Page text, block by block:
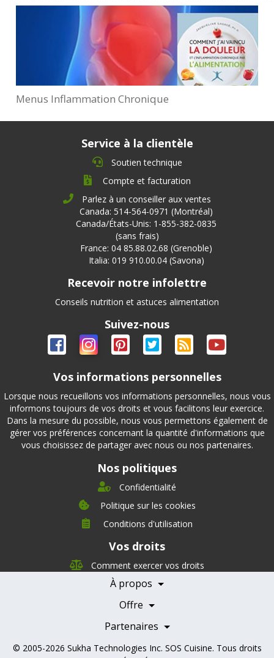
Menus Inflammation Chronique
Service à la clientèle
Soutien technique
Compte et facturation
Parlez à un conseiller aux ventes
Canada: 514-564-0971 (Montréal)
Canada/États-Unis: 1-855-382-0835
(sans frais)
France: 04 85.88.02.68 (Grenoble)
Italia: 019 910.00.04 (Savona)
Recevoir notre infolettre
Conseils nutrition et astuces alimentation
Suivez-nous
Vos informations personnelles
Lorsque nous recueillons vos informations personnelles, nous vous
informons toujours de vos droits et vous facilitons leur exercice.
Dans la mesure du possible, nous vous permettons également de
gérer vos préférences concernant la quantité d'informations que
vous choisissez de partager avec nous ou nos partenaires.
Nos politiques
Confidentialité
Politique sur les cookies
Conditions d'utilisation
Vos droits
Comment exercer vos droits
À propos
Direction
Nutrition
Offre
Témoignages
Partenaires
Nos partenaires
Devenir Partenaire
Professionnels de la santé
© 2005-2026 Sukha Technologies Inc. SOS Cuisine. Tous droits